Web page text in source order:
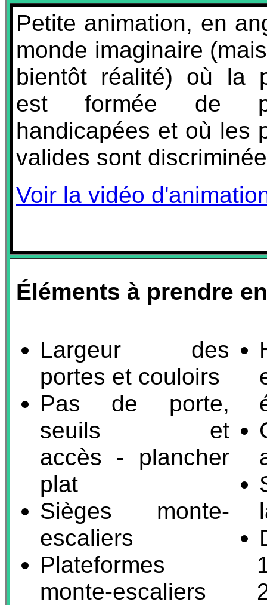
Petite animation, en
monde imaginaire
bientôt réalité) où la
est formée de
handicapées et où les
valides sont
Voir la vidéo
Éléments à prendre
Largeur des
portes et couloirs
Pas de porte,
seuils et
accès - plancher
plat
Sièges monte-
escaliers
Plateformes
monte-escaliers